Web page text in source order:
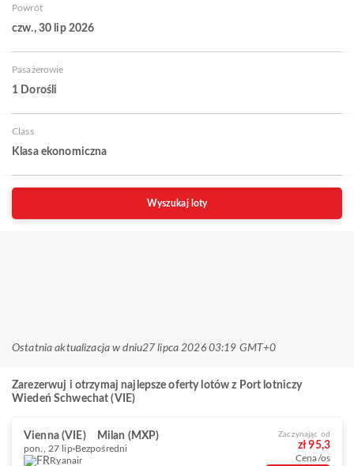
Powrót
czw., 30 lip 2026
Pasażerowie
1 Dorośli
Class
Klasa ekonomiczna
Wyszukaj loty
Ostatnia aktualizacja w dniu27 lipca 2026 03:19 GMT+0
Zarezerwuj i otrzymaj najlepsze oferty lotów z Port lotniczy
Wiedeń Schwechat (VIE)
Vienna (VIE) Milan (MXP)
pon., 27 lip Bezpośredni
Ryanair
Zaczynając od
zł 95,3
Cena/os